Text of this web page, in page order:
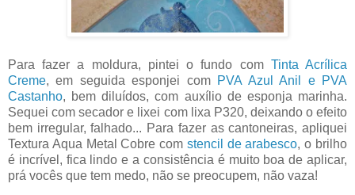
Para fazer a moldura, pintei o fundo com Tinta Acrílica
Creme, em seguida esponjei com PVA Azul Anil e PVA
Castanho, bem diluídos, com auxílio de esponja marinha.
Sequei com secador e lixei com lixa P320, deixando o efeito
bem irregular, falhado... Para fazer as cantoneiras, apliquei
Textura Aqua Metal Cobre com stencil de arabesco, o brilho
é incrível, fica lindo e a consistência é muito boa de aplicar,
prá vocês que tem medo, não se preocupem, não vaza!